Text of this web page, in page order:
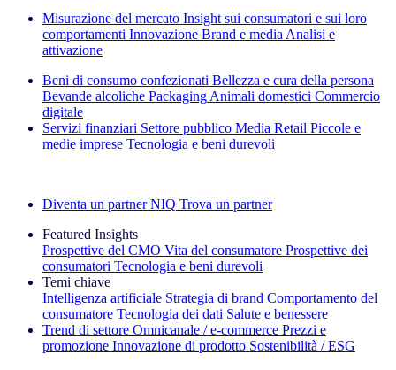
Misurazione del mercato Insight sui consumatori e sui loro
comportamenti Innovazione Brand e media Analisi e
attivazione
Beni di consumo confezionati Bellezza e cura della persona
Bevande alcoliche Packaging Animali domestici Commercio
digitale
Servizi finanziari Settore pubblico Media Retail Piccole e
medie imprese Tecnologia e beni durevoli
Diventa un partner NIQ Trova un partner
Featured Insights
Prospettive del CMO Vita del consumatore Prospettive dei
consumatori Tecnologia e beni durevoli
Temi chiave
Intelligenza artificiale Strategia di brand Comportamento del
consumatore Tecnologia dei dati Salute e benessere
Trend di settore Omnicanale / e‑commerce Prezzi e
promozione Innovazione di prodotto Sostenibilità / ESG